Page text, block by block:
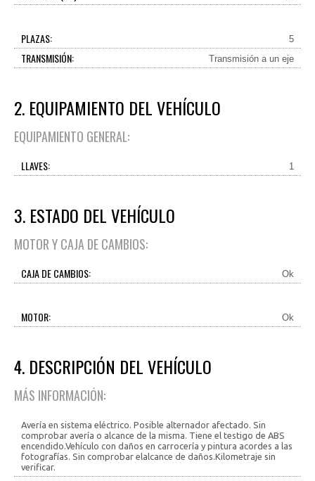
PLAZAS: 5
TRANSMISIÓN: Transmisión a un eje
2. EQUIPAMIENTO DEL VEHÍCULO
EQUIPAMIENTO GENERAL:
LLAVES: 1
3. ESTADO DEL VEHÍCULO
MOTOR Y CAJA DE CAMBIOS:
CAJA DE CAMBIOS: Ok
MOTOR: Ok
4. DESCRIPCIÓN DEL VEHÍCULO
MÁS INFORMACIÓN:
Avería en sistema eléctrico. Posible alternador afectado. Sin
comprobar avería o alcance de la misma. Tiene el testigo de ABS
encendido.Vehículo con daños en carrocería y pintura acordes a las
fotografías. Sin comprobar elalcance de daños.Kilometraje sin
verificar.